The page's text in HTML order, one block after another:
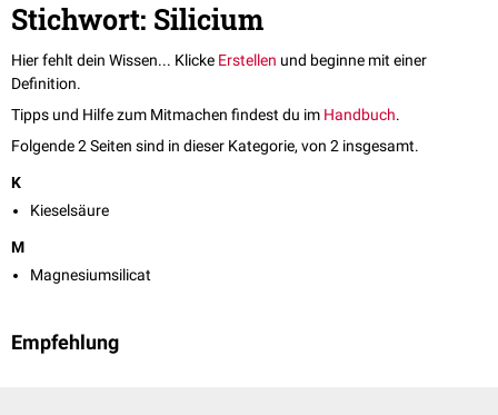
Stichwort: Silicium
Hier fehlt dein Wissen... Klicke Erstellen und beginne mit einer
Definition.
Tipps und Hilfe zum Mitmachen findest du im Handbuch.
Folgende 2 Seiten sind in dieser Kategorie, von 2 insgesamt.
K
Kieselsäure
M
Magnesiumsilicat
Empfehlung